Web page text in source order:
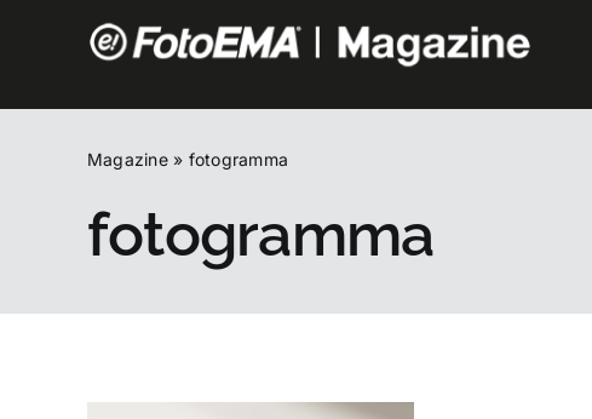
Magazine» fotogramma
fotogramma